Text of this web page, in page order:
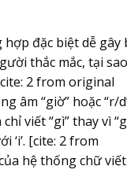
đặc biệt dễ gây
thắc mắc, tại
2 from original
âm “giờ” hoặc “r/
viết “gì” thay vì
‘i’. [cite: 2 from
hệ thống chữ viết